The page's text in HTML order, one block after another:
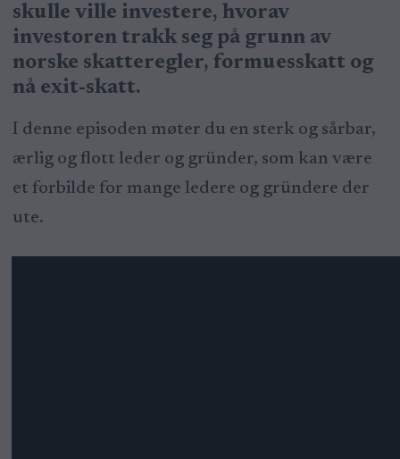
skulle ville investere, hvorav
investoren trakk seg på grunn av
norske skatteregler, formuesskatt og
nå exit-skatt.
I denne episoden møter du en sterk og sårbar,
ærlig og flott leder og gründer, som kan være
et forbilde for mange ledere og gründere der
ute.